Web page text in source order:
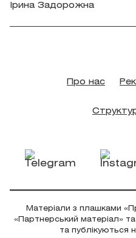
Ірина Задорожна
Про нас
Матеріали з плашками
«Партнерський матеріал»
та публікуються